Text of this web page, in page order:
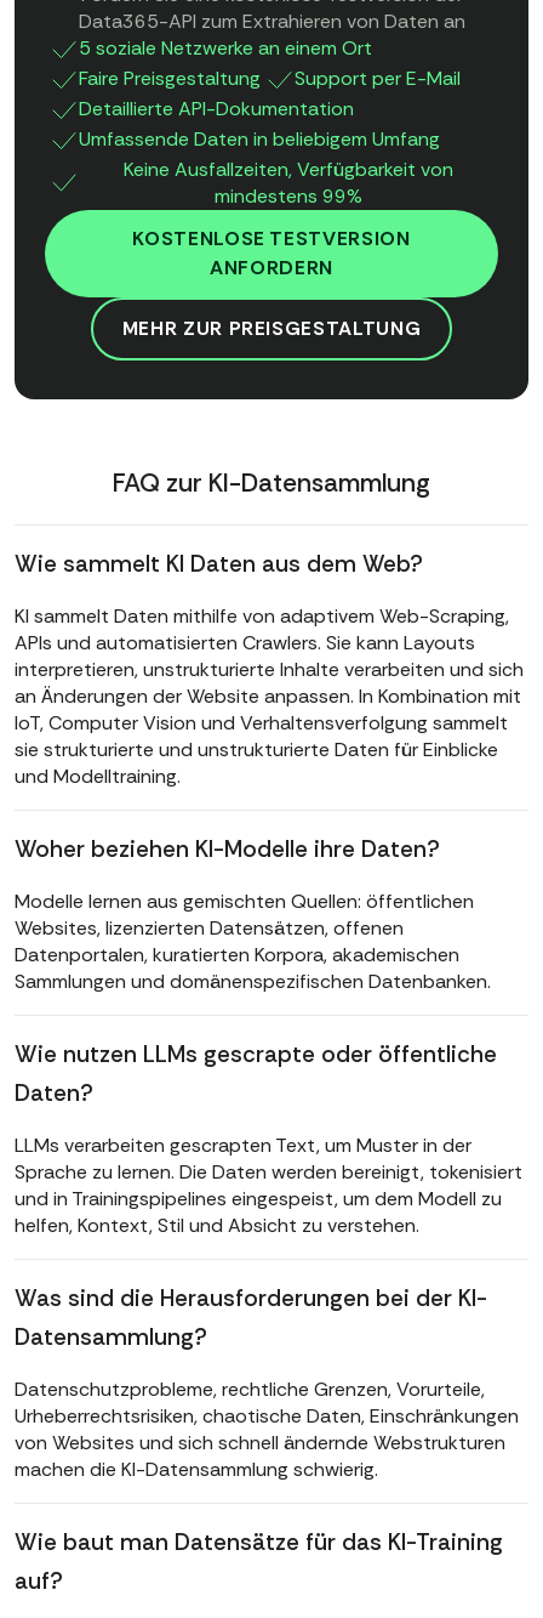
Data365-API zum Extrahieren von Daten an
5 soziale Netzwerke an einem Ort
Faire Preisgestaltung
Support per E-Mail
Detaillierte API-Dokumentation
Umfassende Daten in beliebigem Umfang
Keine Ausfallzeiten, Verfügbarkeit von
mindestens 99%
KOSTENLOSE TESTVERSION
ANFORDERN
MEHR ZUR PREISGESTALTUNG
FAQ zur KI-Datensammlung
Wie sammelt KI Daten aus dem Web?
KI sammelt Daten mithilfe von adaptivem Web-Scraping,
APIs und automatisierten Crawlers. Sie kann Layouts
interpretieren, unstrukturierte Inhalte verarbeiten und sich
an Änderungen der Website anpassen. In Kombination mit
IoT, Computer Vision und Verhaltensverfolgung sammelt
sie strukturierte und unstrukturierte Daten für Einblicke
und Modelltraining.
Woher beziehen KI-Modelle ihre Daten?
Modelle lernen aus gemischten Quellen: öffentlichen
Websites, lizenzierten Datensätzen, offenen
Datenportalen, kuratierten Korpora, akademischen
Sammlungen und domänenspezifischen Datenbanken.
Wie nutzen LLMs gescrapte oder öffentliche
Daten?
LLMs verarbeiten gescrapten Text, um Muster in der
Sprache zu lernen. Die Daten werden bereinigt, tokenisiert
und in Trainingspipelines eingespeist, um dem Modell zu
helfen, Kontext, Stil und Absicht zu verstehen.
Was sind die Herausforderungen bei der KI-
Datensammlung?
Datenschutzprobleme, rechtliche Grenzen, Vorurteile,
Urheberrechtsrisiken, chaotische Daten, Einschränkungen
von Websites und sich schnell ändernde Webstrukturen
machen die KI-Datensammlung schwierig.
Wie baut man Datensätze für das KI-Training
auf?